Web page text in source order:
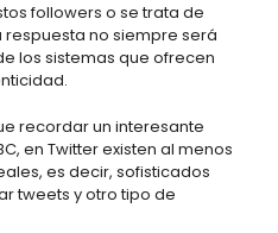
followers o se trata de
no siempre será
los sistemas que ofrecen
recordar un interesante
en Twitter existen al menos
es decir, sofisticados
tweets y otro tipo de